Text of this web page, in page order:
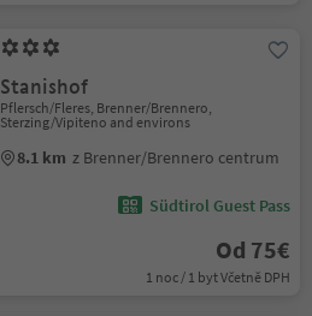
Stanishof
Pflersch/Fleres, Brenner/Brennero,
Sterzing/Vipiteno and environs
8.1 km z Brenner/Brennero centrum
Südtirol Guest Pass
Od 75€
1 noc / 1 byt Včetně DPH